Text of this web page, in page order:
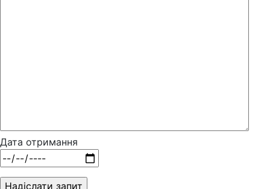
Дата отримання